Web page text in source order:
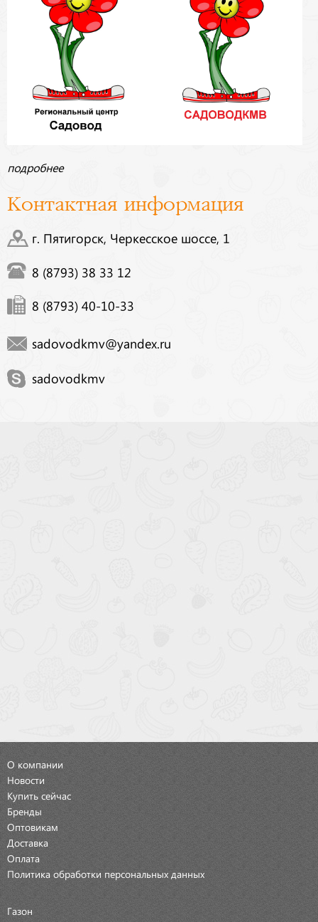
подробнее
Контактная информация
г. Пятигорск, Черкесское шоссе, 1
8 (8793) 38 33 12
8 (8793) 40-10-33
sadovodkmv@yandex.ru
sadovodkmv
О компании
Новости
Купить сейчас
Бренды
Оптовикам
Доставка
Оплата
Политика обработки персональных данных
Газон